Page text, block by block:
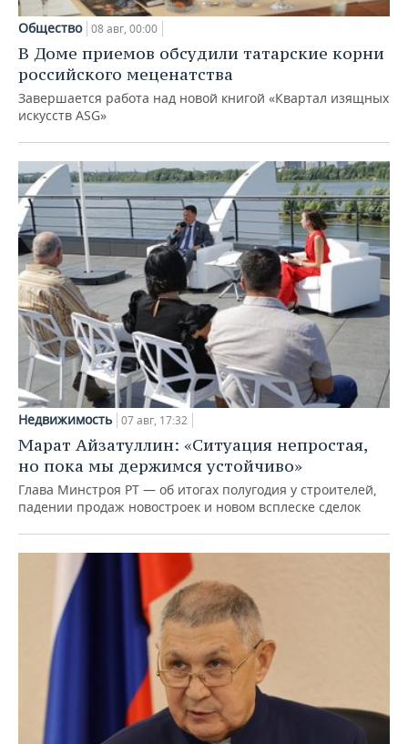
Общество 08 авг, 00:00
В Доме приемов обсудили татарские корни
российского меценатства
Завершается работа над новой книгой «Квартал изящных
искусств ASG»
Недвижимость 07 авг, 17:32
Марат Айзатуллин: «Ситуация непростая,
но пока мы держимся устойчиво»
Глава Минстроя РТ — об итогах полугодия у строителей,
падении продаж новостроек и новом всплеске сделок